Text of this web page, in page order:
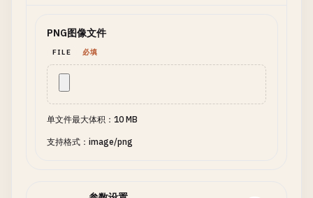
PNG图像文件
FILE 必填
单文件最大体积：10 MB
支持格式：image/png